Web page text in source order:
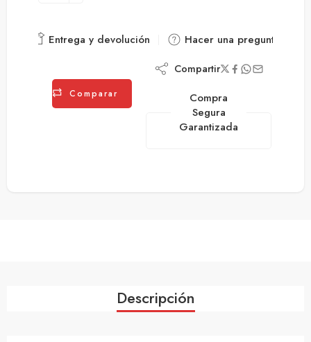
Entrega y devolución Hacer una pregunta
Comparar
Compartir
Compra
Segura
Garantizada
Descripción